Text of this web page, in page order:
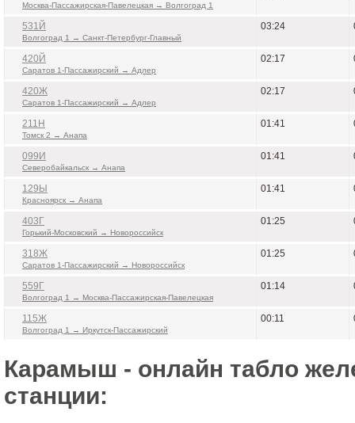
Москва-Пассажирская-Павелецкая → Волгоград 1
531Й
Волгоград 1 → Санкт-Петербург-Главный
03:24
420Й
Саратов 1-Пассажирский → Адлер
02:17
420Ж
Саратов 1-Пассажирский → Адлер
02:17
211Н
Томск 2 → Анапа
01:41
099И
Северобайкальск → Анапа
01:41
129Ы
Красноярск → Анапа
01:41
403Г
Горький-Московский → Новороссийск
01:25
318Ж
Саратов 1-Пассажирский → Новороссийск
01:25
559Г
Волгоград 1 → Москва-Пассажирская-Павелецкая
01:14
115Ж
Волгоград 1 → Иркутск-Пассажирский
00:11
Карамыш - онлайн табло
станции: